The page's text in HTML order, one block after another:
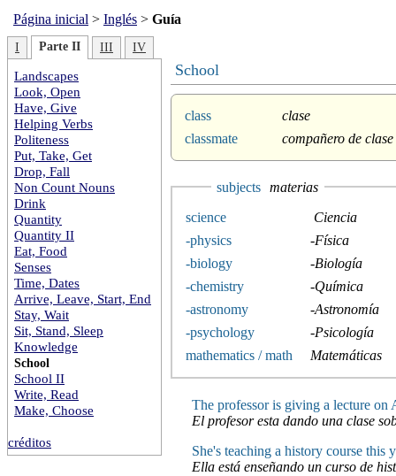
Página inicial > Inglés > Guía
I Parte II III IV
Landscapes
Look, Open
Have, Give
Helping Verbs
Politeness
Put, Take, Get
Drop, Fall
Non Count Nouns
Drink
Quantity
Quantity II
Eat, Food
Senses
Time, Dates
Arrive, Leave, Start, End
Stay, Wait
Sit, Stand, Sleep
Knowledge
School
School II
Write, Read
Make, Choose
créditos
School
class
clase
classmate
compañero de clase
subjects materias
science
Ciencia
-physics
-Física
-biology
-Biología
-chemistry
-Química
-astronomy
-Astronomía
-psychology
-Psicología
mathematics / math
Matemáticas
The professor is giving a lecture on
El profesor esta dando una clase
She's teaching a history course this
Ella está enseñando un curso de